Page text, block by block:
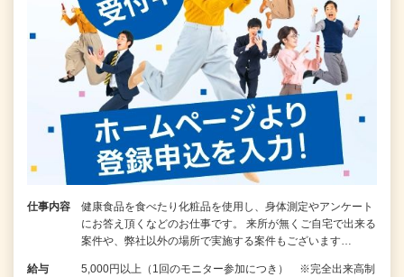
仕事内容
健康食品を食べたり化粧品を使用し、身体測定やアンケート
にお答え頂くなどのお仕事です。 来所が無くご自宅で出来る
案件や、弊社以外の場所で実施する案件もございます…
給与 5,000円以上（1回のモニター参加につき） ※完全出来高制